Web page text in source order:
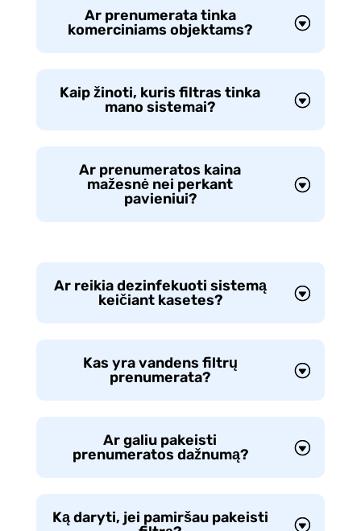
Ar prenumerata tinka
komerciniams objektams?
Kaip žinoti, kuris filtras tinka
mano sistemai?
Ar prenumeratos kaina
mažesnė nei perkant
pavieniui?
Ar reikia dezinfekuoti sistemą
keičiant kasetes?
Kas yra vandens filtrų
prenumerata?
Ar galiu pakeisti
prenumeratos dažnumą?
Ką daryti, jei pamiršau pakeisti